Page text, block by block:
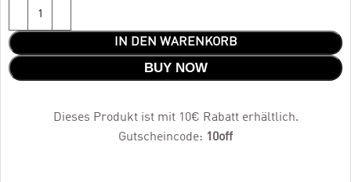
IN DEN WARENKORB
BUY NOW
Dieses Produkt ist mit 10€ Rabatt erhältlich.
Gutscheincode: 10off